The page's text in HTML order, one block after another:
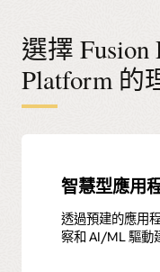
選擇 Fusion
Platform 的
智慧型應用
透過預建的應用
察和 AI/ML 驅動